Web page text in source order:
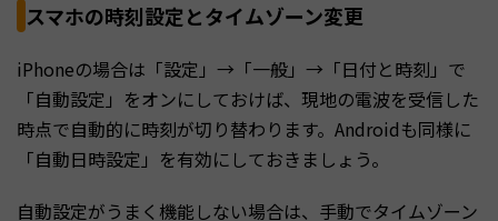
スマホの時刻設定とタイムゾーン変更
iPhoneの場合は「設定」→「一般」→「日付と時刻」で
「自動設定」をオンにしておけば、現地の電波を受信した
時点で自動的に時刻が切り替わります。Androidも同様に
「自動日時設定」を有効にしておきましょう。
自動設定がうまく機能しない場合は、手動でタイムゾーン